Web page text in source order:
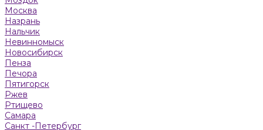
Москва
Назрань
Нальчик
Невинномыск
Новосибирск
Пенза
Печора
Пятигорск
Ржев
Ртищево
Самара
Санкт -Петербург